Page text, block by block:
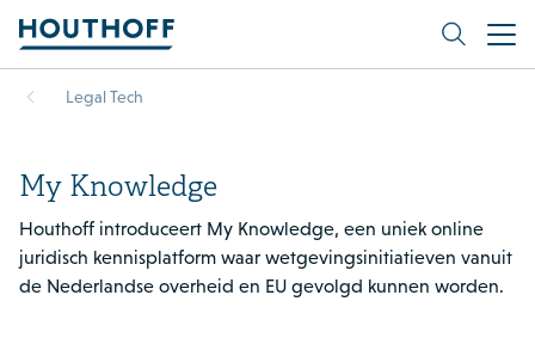
Legal Tech
My Knowledge
Houthoff introduceert My Knowledge, een uniek online
juridisch kennisplatform waar wetgevingsinitiatieven vanuit
de Nederlandse overheid en EU gevolgd kunnen worden.